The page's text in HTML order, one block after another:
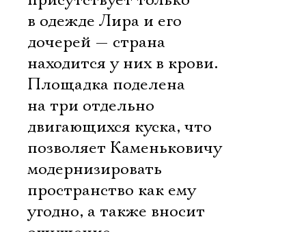
в одежде Лира и его
дочерей — страна
находится у них в крови.
Площадка поделена
на три отдельно
двигающихся куска, что
позволяет Каменьковичу
модернизировать
пространство как ему
угодно, а также вносит